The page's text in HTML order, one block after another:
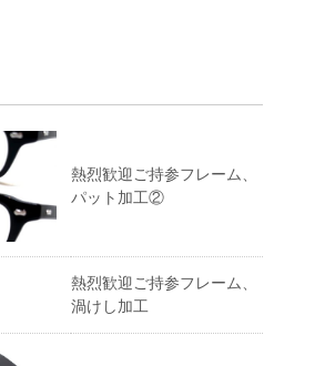
熱烈歓迎ご持参フレーム、
パット加工②
熱烈歓迎ご持参フレーム、
渦けし加工